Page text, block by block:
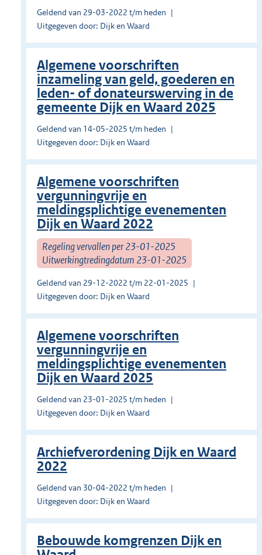
Geldend van 29-03-2022 t/m heden
Uitgegeven door: Dijk en Waard
Algemene voorschriften
inzameling van geld, goederen en
leden- of donateurswerving in de
gemeente Dijk en Waard 2025
Geldend van 14-05-2025 t/m heden
Uitgegeven door: Dijk en Waard
Algemene voorschriften
vergunningvrije en
meldingsplichtige evenementen
Dijk en Waard 2022
Regeling vervallen per 23-01-2025
Uitwerkingtredingdatum 23-01-2025
Geldend van 29-12-2022 t/m 22-01-2025
Uitgegeven door: Dijk en Waard
Algemene voorschriften
vergunningvrije en
meldingsplichtige evenementen
Dijk en Waard 2025
Geldend van 23-01-2025 t/m heden
Uitgegeven door: Dijk en Waard
Archiefverordening Dijk en Waard
2022
Geldend van 30-04-2022 t/m heden
Uitgegeven door: Dijk en Waard
Bebouwde komgrenzen Dijk en